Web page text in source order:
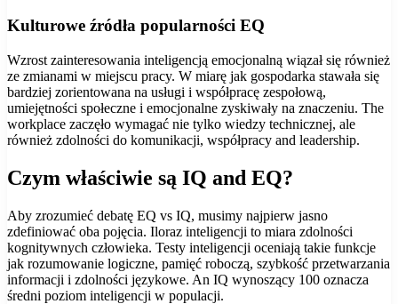
Kulturowe źródła popularności EQ
Wzrost zainteresowania inteligencją emocjonalną wiązał się również
ze zmianami w miejscu pracy. W miarę jak gospodarka stawała się
bardziej zorientowana na usługi i współpracę zespołową,
umiejętności społeczne i emocjonalne zyskiwały na znaczeniu. The
workplace zaczęło wymagać nie tylko wiedzy technicznej, ale
również zdolności do komunikacji, współpracy and leadership.
Czym właściwie są IQ and EQ?
Aby zrozumieć debatę EQ vs IQ, musimy najpierw jasno
zdefiniować oba pojęcia. Iloraz inteligencji to miara zdolności
kognitywnych człowieka. Testy inteligencji oceniają takie funkcje
jak rozumowanie logiczne, pamięć roboczą, szybkość przetwarzania
informacji i zdolności językowe. An IQ wynoszący 100 oznacza
średni poziom inteligencji w populacji.